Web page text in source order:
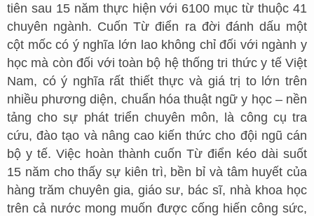
tiên sau 15 năm thực hiện với 6100 mục từ thuộc 41
chuyên ngành. Cuốn Từ điển ra đời đánh dấu một
cột mốc có ý nghĩa lớn lao không chỉ đối với ngành y
học mà còn đối với toàn bộ hệ thống tri thức y tế Việt
Nam, có ý nghĩa rất thiết thực và giá trị to lớn trên
nhiều phương diện, chuẩn hóa thuật ngữ y học – nền
tảng cho sự phát triển chuyên môn, là công cụ tra
cứu, đào tạo và nâng cao kiến thức cho đội ngũ cán
bộ y tế. Việc hoàn thành cuốn Từ điển kéo dài suốt
15 năm cho thấy sự kiên trì, bền bỉ và tâm huyết của
hàng trăm chuyên gia, giáo sư, bác sĩ, nhà khoa học
trên cả nước mong muốn được cống hiến công sức,